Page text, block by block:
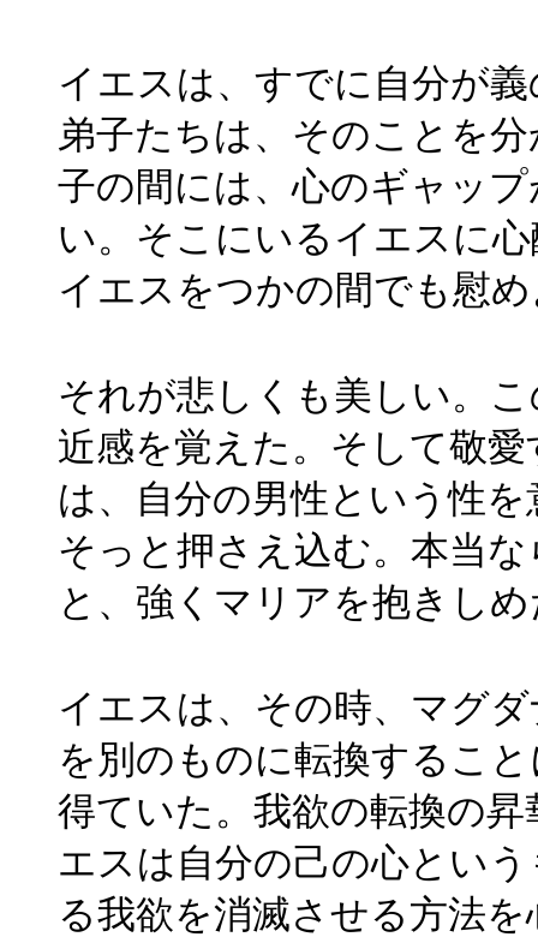
イエスは、すでに自分が
弟子たちは、そのことを
子の間には、心のギャッ
い。そこにいるイエスに
イエスをつかの間でも慰
それが悲しくも美しい。
近感を覚えた。そして敬
は、自分の男性という性
そっと押さえ込む。本当
と、強くマリアを抱きし
イエスは、その時、マグ
を別のものに転換するこ
得ていた。我欲の転換の
エスは自分の己の心とい
る我欲を消滅させる方法